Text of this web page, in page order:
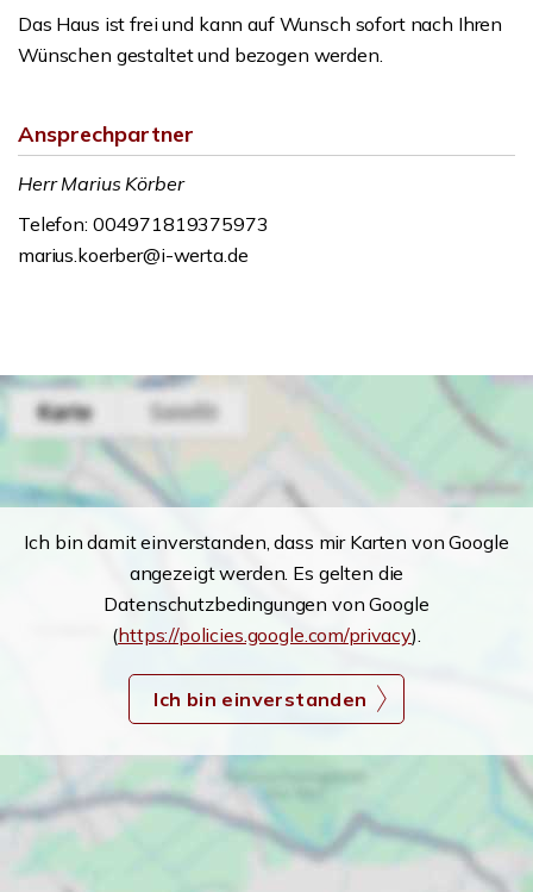
Das Haus ist frei und kann auf Wunsch sofort nach Ihren
Wünschen gestaltet und bezogen werden.
Ansprechpartner
Herr Marius Körber
Telefon: 004971819375973
marius.koerber@i-werta.de
Ich bin damit einverstanden, dass mir Karten von Google
angezeigt werden. Es gelten die
Datenschutzbedingungen von Google
(https://policies.google.com/privacy).
Ich bin einverstanden